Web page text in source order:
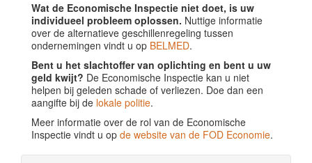
Wat de Economische Inspectie niet doet, is uw
individueel probleem oplossen. Nuttige informatie
over de alternatieve geschillenregeling tussen
ondernemingen vindt u op BELMED.
Bent u het slachtoffer van oplichting en bent u uw
geld kwijt? De Economische Inspectie kan u niet
helpen bij geleden schade of verliezen. Doe dan een
aangifte bij de lokale politie.
Meer informatie over de rol van de Economische
Inspectie vindt u op de website van de FOD Economie.